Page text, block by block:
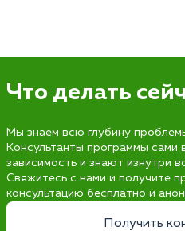
Что делать
Мы знаем всю глубину
Консультанты программы
зависимость и знают изнутри
Свяжитесь с нами и получите
консультацию бесплатно и
Получить